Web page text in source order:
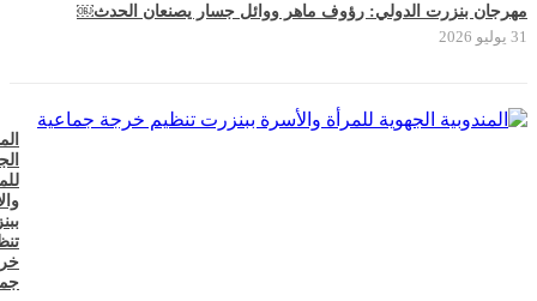
مهرجان بنزرت الدولي: رؤوف ماهر ووائل جسار يصنعان الحدث￼
31 يوليو 2026